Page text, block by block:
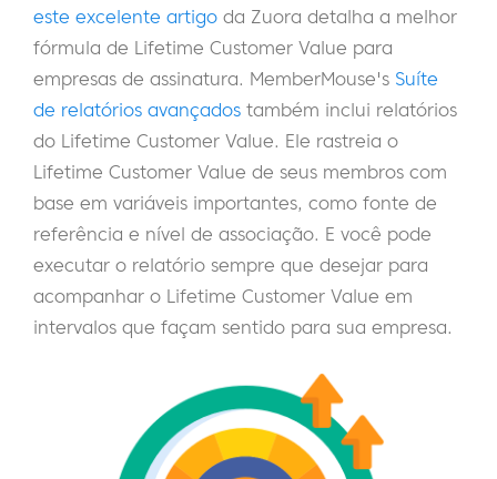
este excelente artigo da Zuora detalha a melhor
fórmula de Lifetime Customer Value para
empresas de assinatura. MemberMouse's Suíte
de relatórios avançados também inclui relatórios
do Lifetime Customer Value. Ele rastreia o
Lifetime Customer Value de seus membros com
base em variáveis importantes, como fonte de
referência e nível de associação. E você pode
executar o relatório sempre que desejar para
acompanhar o Lifetime Customer Value em
intervalos que façam sentido para sua empresa.